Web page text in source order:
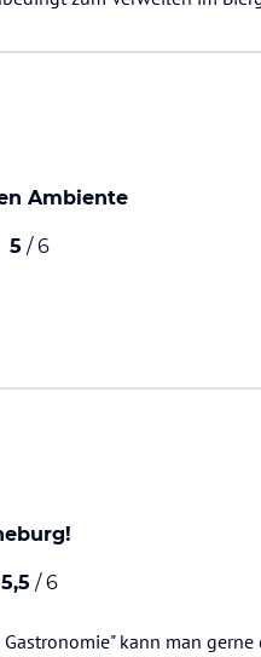
Ambiente
5 / 6
5,5 / 6
kann man gerne